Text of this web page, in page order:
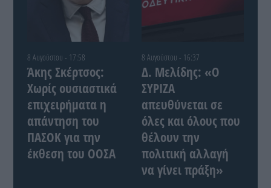
8 Αυγούστου - 17:58
Άκης Σκέρτσος:
Χωρίς ουσιαστικά
επιχειρήματα η
απάντηση του
ΠΑΣΟΚ για την
έκθεση του ΟΟΣΑ
8 Αυγούστου - 16:37
Δ. Μελίδης: «Ο
ΣΥΡΙΖΑ
απευθύνεται σε
όλες και όλους που
θέλουν την
πολιτική αλλαγή
να γίνει πράξη»